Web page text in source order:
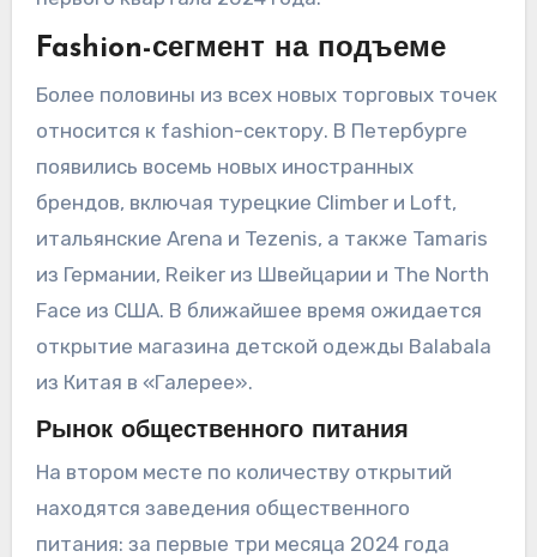
Fashion-сегмент на подъеме
Более половины из всех новых торговых точек
относится к fashion-сектору. В Петербурге
появились восемь новых иностранных
брендов, включая турецкие Climber и Loft,
итальянские Arena и Tezenis, а также Tamaris
из Германии, Reiker из Швейцарии и The North
Face из США. В ближайшее время ожидается
открытие магазина детской одежды Balabala
из Китая в «Галерее».
Рынок общественного питания
На втором месте по количеству открытий
находятся заведения общественного
питания: за первые три месяца 2024 года